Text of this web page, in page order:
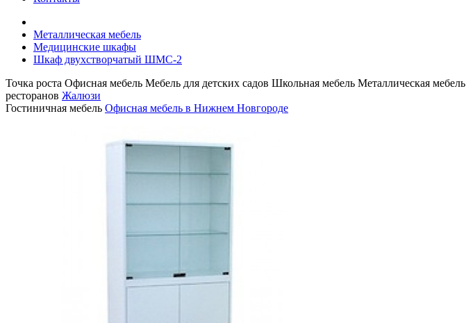
Металлическая мебель
Медицинские шкафы
Шкаф двухстворчатый ШМС-2
Точка роста Офисная мебель Мебель для детских садов Школьная мебель Металлическая мебель
ресторанов Жалюзи
Гостиничная мебель Офисная мебель в Нижнем Новгороде